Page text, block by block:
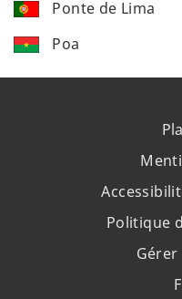
Ponte de Lima
Poa
Politique
Gérer